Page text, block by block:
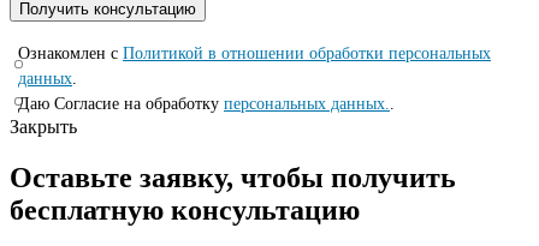
Ознакомлен с Политикой в отношении обработки персональных
данных.
Даю Согласие на обработку персональных данных..
Закрыть
Оставьте заявку, чтобы получить
бесплатную консультацию